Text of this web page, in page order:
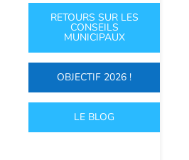
RETOURS SUR LES
CONSEILS
MUNICIPAUX
OBJECTIF 2026 !
LE BLOG